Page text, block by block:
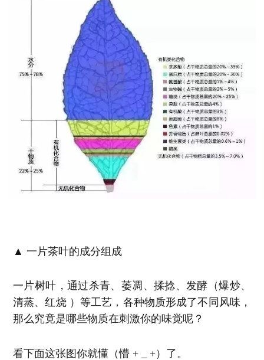
▲ 一片茶叶的成分组成
一片树叶，通过杀青、萎凋、揉捻、发酵（爆炒、
清蒸、红烧 ）等工艺，各种物质形成了不同风味，
那么究竟是哪些物质在刺激你的味觉呢？
看下面这张图你就懂（懵 + _ +）了。